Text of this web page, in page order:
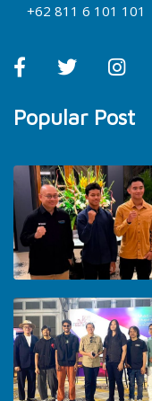
+62 811 6 101 101
Popular Post